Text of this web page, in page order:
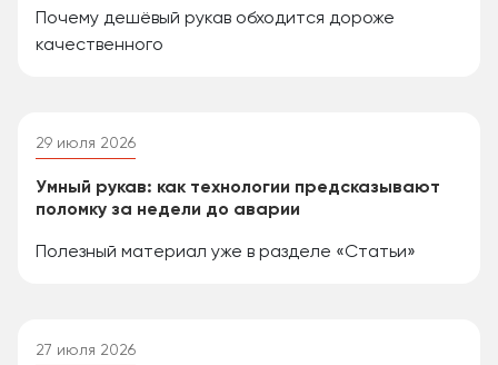
Почему дешёвый рукав обходится дороже
качественного
29 июля 2026
Умный рукав: как технологии предсказывают
поломку за недели до аварии
Полезный материал уже в разделе «Статьи»
27 июля 2026